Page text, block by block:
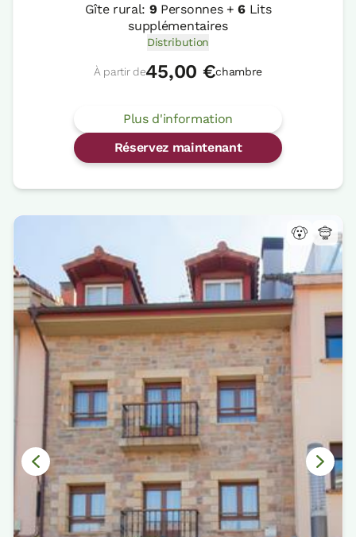
Gîte rural: 9 Personnes +6Lits
supplémentaires
Distribution
À partir de45,00 €chambre
Plus d'information
Réservez maintenant